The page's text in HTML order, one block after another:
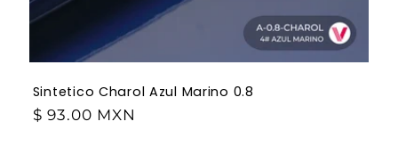
Sintetico Charol Azul Marino 0.8
$ 93.00 MXN